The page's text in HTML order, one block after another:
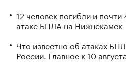
12 человек погибли и
атаке БПЛА на Нижнекамск
Что известно об атаках
России. Главное к 10